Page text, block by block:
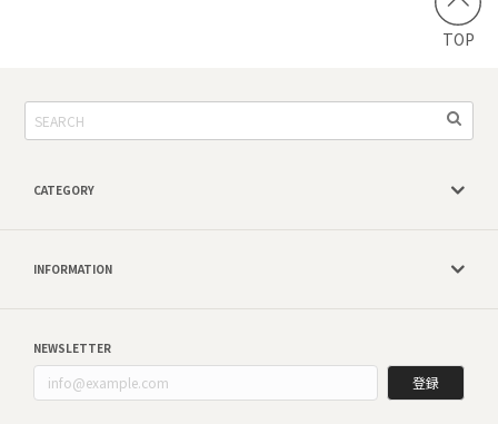
TOP
CATEGORY
INFORMATION
NEWSLETTER
登録